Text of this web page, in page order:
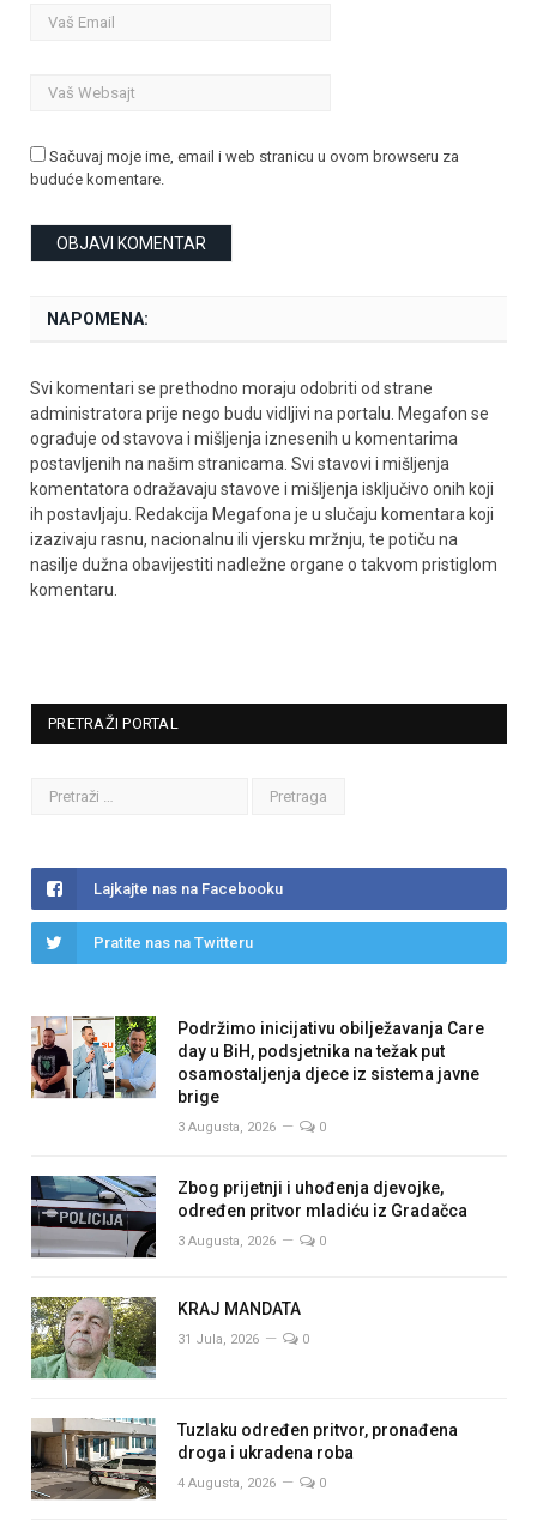
Sačuvaj moje ime, email i web stranicu u ovom browseru za
buduće komentare.
NAPOMENA:
Svi komentari se prethodno moraju odobriti od strane
administratora prije nego budu vidljivi na portalu. Megafon se
ograđuje od stavova i mišljenja iznesenih u komentarima
postavljenih na našim stranicama. Svi stavovi i mišljenja
komentatora odražavaju stavove i mišljenja isključivo onih koji
ih postavljaju. Redakcija Megafona je u slučaju komentara koji
izazivaju rasnu, nacionalnu ili vjersku mržnju, te potiču na
nasilje dužna obavijestiti nadležne organe o takvom pristiglom
komentaru.
PRETRAŽI PORTAL
Lajkajte nas na Facebooku
Pratite nas na Twitteru
Podržimo inicijativu obilježavanja Care
day u BiH, podsjetnika na težak put
osamostaljenja djece iz sistema javne
brige
3 Augusta, 2026 0
Zbog prijetnji i uhođenja djevojke,
određen pritvor mladiću iz Gradačca
3 Augusta, 2026 0
KRAJ MANDATA
31 Jula, 2026 0
Tuzlaku određen pritvor, pronađena
droga i ukradena roba
4 Augusta, 2026 0